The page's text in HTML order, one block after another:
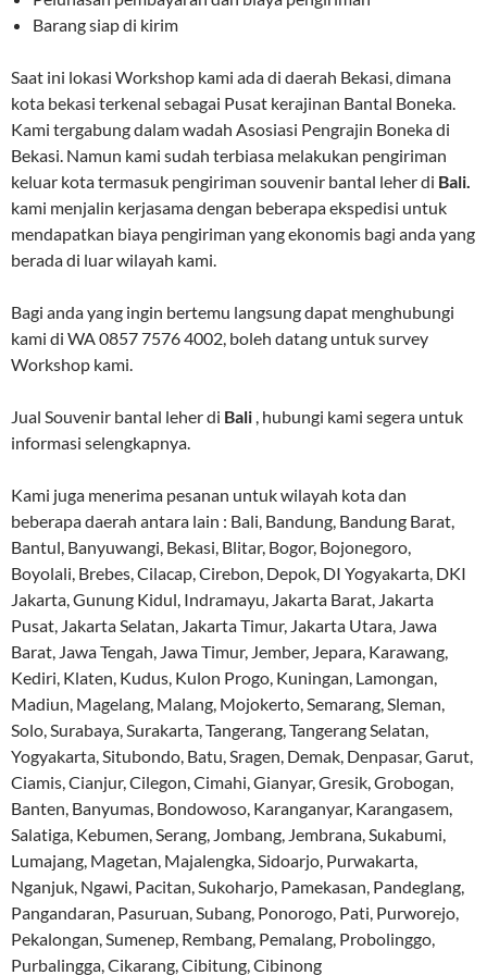
Barang siap di kirim
Saat ini lokasi Workshop kami ada di daerah Bekasi, dimana
kota bekasi terkenal sebagai Pusat kerajinan Bantal Boneka.
Kami tergabung dalam wadah Asosiasi Pengrajin Boneka di
Bekasi. Namun kami sudah terbiasa melakukan pengiriman
keluar kota termasuk pengiriman souvenir bantal leher di Bali.
kami menjalin kerjasama dengan beberapa ekspedisi untuk
mendapatkan biaya pengiriman yang ekonomis bagi anda yang
berada di luar wilayah kami.
Bagi anda yang ingin bertemu langsung dapat menghubungi
kami di WA 0857 7576 4002, boleh datang untuk survey
Workshop kami.
Jual Souvenir bantal leher di Bali , hubungi kami segera untuk
informasi selengkapnya.
Kami juga menerima pesanan untuk wilayah kota dan
beberapa daerah antara lain : Bali, Bandung, Bandung Barat,
Bantul, Banyuwangi, Bekasi, Blitar, Bogor, Bojonegoro,
Boyolali, Brebes, Cilacap, Cirebon, Depok, DI Yogyakarta, DKI
Jakarta, Gunung Kidul, Indramayu, Jakarta Barat, Jakarta
Pusat, Jakarta Selatan, Jakarta Timur, Jakarta Utara, Jawa
Barat, Jawa Tengah, Jawa Timur, Jember, Jepara, Karawang,
Kediri, Klaten, Kudus, Kulon Progo, Kuningan, Lamongan,
Madiun, Magelang, Malang, Mojokerto, Semarang, Sleman,
Solo, Surabaya, Surakarta, Tangerang, Tangerang Selatan,
Yogyakarta, Situbondo, Batu, Sragen, Demak, Denpasar, Garut,
Ciamis, Cianjur, Cilegon, Cimahi, Gianyar, Gresik, Grobogan,
Banten, Banyumas, Bondowoso, Karanganyar, Karangasem,
Salatiga, Kebumen, Serang, Jombang, Jembrana, Sukabumi,
Lumajang, Magetan, Majalengka, Sidoarjo, Purwakarta,
Nganjuk, Ngawi, Pacitan, Sukoharjo, Pamekasan, Pandeglang,
Pangandaran, Pasuruan, Subang, Ponorogo, Pati, Purworejo,
Pekalongan, Sumenep, Rembang, Pemalang, Probolinggo,
Purbalingga, Cikarang, Cibitung, Cibinong